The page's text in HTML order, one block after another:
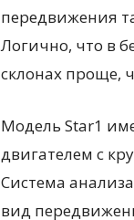
передвижения
Логично, что в
склонах проще,
Модель Star1
двигателем с
Система
вид